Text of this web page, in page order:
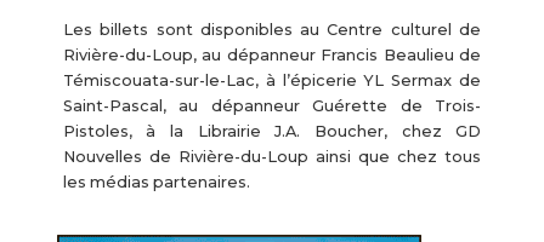
Les billets sont disponibles au Centre culturel de
Rivière-du-Loup, au dépanneur Francis Beaulieu de
Témiscouata-sur-le-Lac, à l’épicerie YL Sermax de
Saint-Pascal, au dépanneur Guérette de Trois-
Pistoles, à la Librairie J.A. Boucher, chez GD
Nouvelles de Rivière-du-Loup ainsi que chez tous
les médias partenaires.